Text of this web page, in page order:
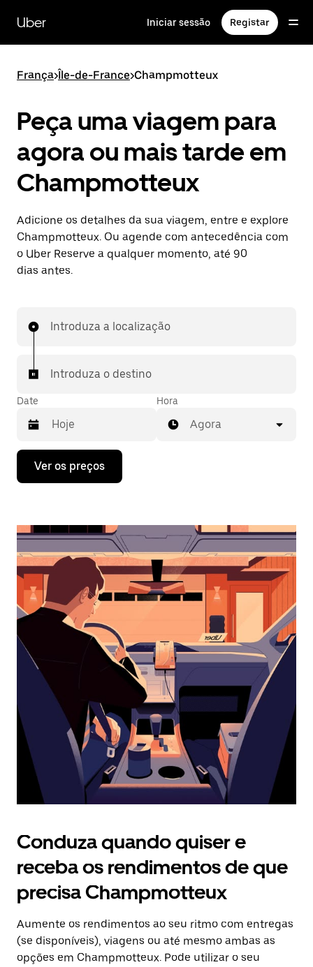
para
conteúdo
Uber Iniciar sessão Registar
França>Île-de-France>Champmotteux
Peça uma viagem para
agora ou mais tarde em
Champmotteux
Adicione os detalhes da sua viagem, entre e explore
Champmotteux. Ou agende com antecedência com
o Uber Reserve a qualquer momento, até 90
dias antes.
Introduza a localização
Introduza o destino
Date
Prima
tecla
interagir
o
calendário
selecionar
uma
data.
Prima
o
botão
o
calendário.
Hora
Agora
Ver os preços
Conduza quando quiser e
receba os rendimentos de que
precisa Champmotteux
Aumente os rendimentos ao seu ritmo com entregas
(se disponíveis), viagens ou até mesmo ambas as
opções em Champmotteux. Pode utilizar o seu